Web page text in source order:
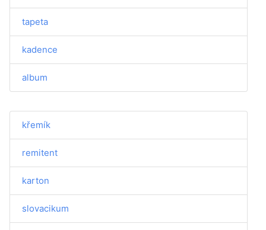
tapeta
kadence
album
křemík
remitent
karton
slovacikum